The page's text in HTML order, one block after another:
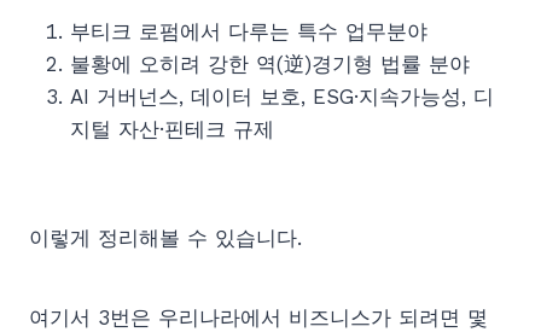
부티크 로펌에서 다루는 특수 업무분야
불황에 오히려 강한 역(逆)경기형 법률 분야
AI 거버넌스, 데이터 보호, ESG·지속가능성, 디
지털 자산·핀테크 규제
이렇게 정리해볼 수 있습니다.
여기서 3번은 우리나라에서 비즈니스가 되려면 몇